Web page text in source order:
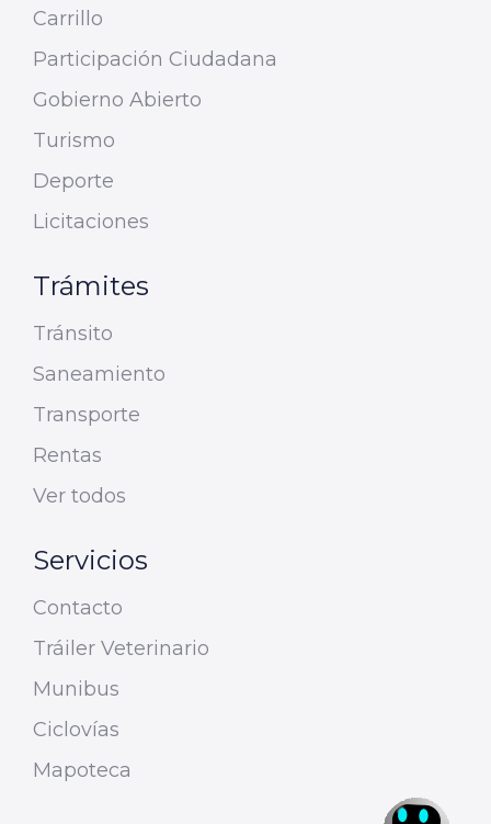
Carrillo
Participación Ciudadana
Gobierno Abierto
Turismo
Deporte
Licitaciones
Trámites
Tránsito
Saneamiento
Transporte
Rentas
Ver todos
Servicios
Contacto
Tráiler Veterinario
Munibus
Ciclovías
Mapoteca